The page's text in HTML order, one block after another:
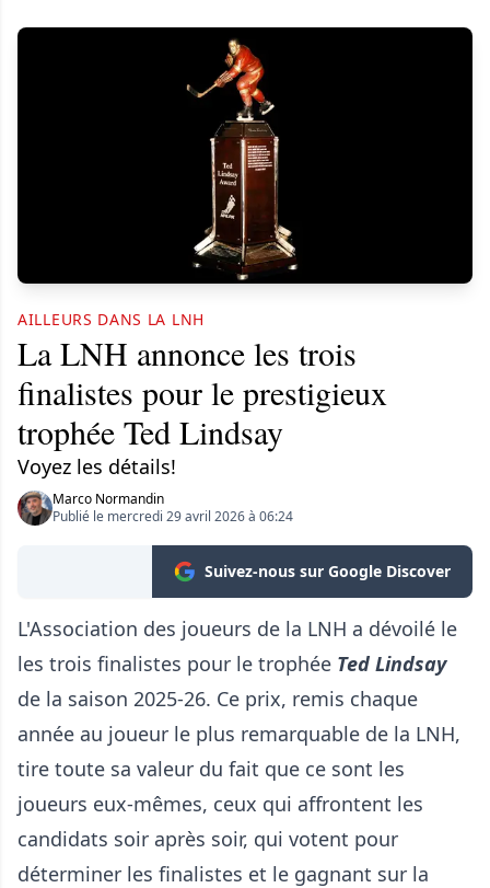
AILLEURS DANS LA LNH
La LNH annonce les trois
finalistes pour le prestigieux
trophée Ted Lindsay
Voyez les détails!
Marco Normandin
Publié le mercredi 29 avril 2026 à 06:24
Suivez-nous sur Google Discover
L'Association des joueurs de la LNH a dévoilé le
les trois finalistes pour le trophée Ted Lindsay
de la saison 2025-26. Ce prix, remis chaque
année au joueur le plus remarquable de la LNH,
tire toute sa valeur du fait que ce sont les
joueurs eux-mêmes, ceux qui affrontent les
candidats soir après soir, qui votent pour
déterminer les finalistes et le gagnant sur la